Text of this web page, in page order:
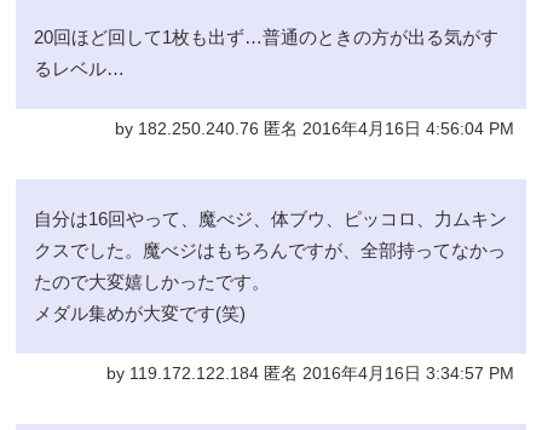
20回ほど回して1枚も出ず…普通のときの方が出る気がす
るレベル…
by 182.250.240.76 匿名 2016年4月16日 4:56:04 PM
自分は16回やって、魔べジ、体ブウ、ピッコロ、力ムキン
クスでした。魔べジはもちろんですが、全部持ってなかっ
たので大変嬉しかったです。
メダル集めが大変です(笑)
by 119.172.122.184 匿名 2016年4月16日 3:34:57 PM